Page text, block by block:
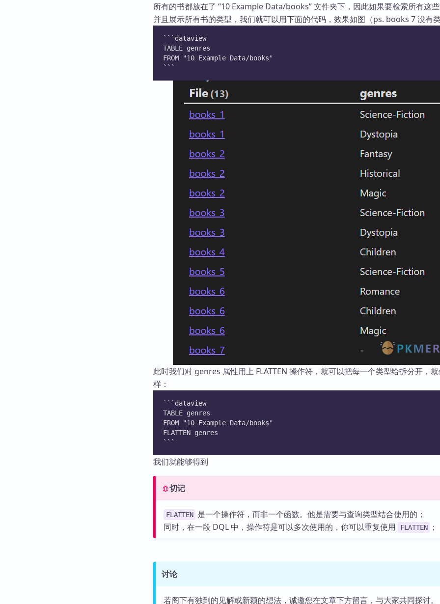
所有的书都放在了 “10 Example Data/books” 文件夹下，因此如果要检索所有这
并且展示所有书的类型，我们就可以用下面的代码，效果如图（ps. books 7 没有
```dataview
TABLE genres
FROM "10 Example Data/books"
```
此时我们对 genres 属性用上 FLATTEN 操作符，就可以把每一个类型给拆分开，
样：
```dataview
TABLE genres
FROM "10 Example Data/books"
FLATTEN genres
```
我们就能够得到
切记
FLATTEN 是一个操作符，而非一个函数。他是需要与查询类型结合使用的；
同时，在一段 DQL 中，操作符是可以多次使用的，你可以重复使用
FLATTEN ；
讨论
若阁下有独到的见解或新颖的想法，诚邀您在文章下方留言，与大家共同探讨。